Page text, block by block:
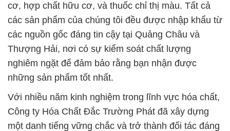
cơ, hợp chất hữu cơ, và thuốc chỉ thị màu. Tất cả
các sản phẩm của chúng tôi đều được nhập khẩu từ
các nguồn gốc đáng tin cậy tại Quảng Châu và
Thượng Hải, nơi có sự kiểm soát chất lượng
nghiêm ngặt để đảm bảo rằng bạn nhận được
những sản phẩm tốt nhất.
Với nhiều năm kinh nghiệm trong lĩnh vực hóa chất,
Công ty Hóa Chất Đắc Trường Phát đã xây dựng
một danh tiếng vững chắc và trở thành đối tác đáng